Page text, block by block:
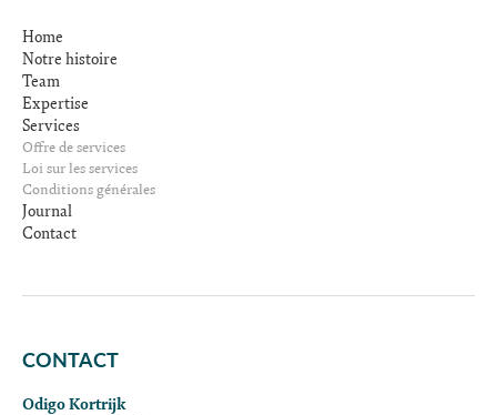
Home
Notre histoire
Team
Expertise
Services
Offre de services
Loi sur les services
Conditions générales
Journal
Contact
CONTACT
Odigo Kortrijk